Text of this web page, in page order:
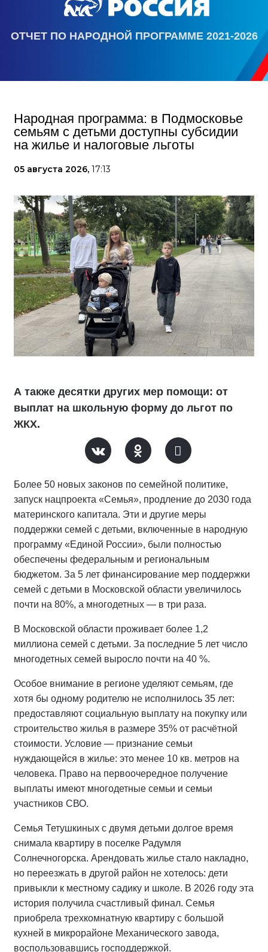
ОТЧЕТ ПО НАРОДНОЙ ПРОГРАММЕ 2021-2026
Народная программа: в Подмосковье
семьям с детьми доступны субсидии
на жилье и налоговые льготы
05 августа 2026, 17:13
А также десятки других мер помощи: от
выплат на школьную форму до льгот по
ЖКХ.
Более 50 новых законов по семейной политике,
запуск нацпроекта «Семья», продление до 2030 года
материнского капитала. Эти и другие меры
поддержки семей с детьми, включенные в народную
программу «Единой России», были полностью
обеспечены федеральным и региональным
бюджетом. За 5 лет финансирование мер поддержки
семей с детьми в Московской области увеличилось
почти на 80%, а многодетных — в три раза.
В Московской области проживает более 1,2
миллиона семей с детьми. За последние 5 лет число
многодетных семей выросло почти на 40 %.
Особое внимание в регионе уделяют семьям, где
хотя бы одному родителю не исполнилось 35 лет:
предоставляют социальную выплату на покупку или
строительство жилья в размере 35% от расчётной
стоимости. Условие — признание семьи
нуждающейся в жилье: это менее 10 кв. метров на
человека. Право на первоочередное получение
выплаты имеют многодетные семьи и семьи
участников СВО.
Семья Тетушкиных с двумя детьми долгое время
снимала квартиру в поселке Радумля
Солнечногорска. Арендовать жилье стало накладно,
но переезжать в другой район не хотелось: дети
привыкли к местному садику и школе. В 2026 году эта
история получила счастливый финал. Семья
приобрела трехкомнатную квартиру с большой
кухней в микрорайоне Механического завода,
воспользовавшись господдержкой.